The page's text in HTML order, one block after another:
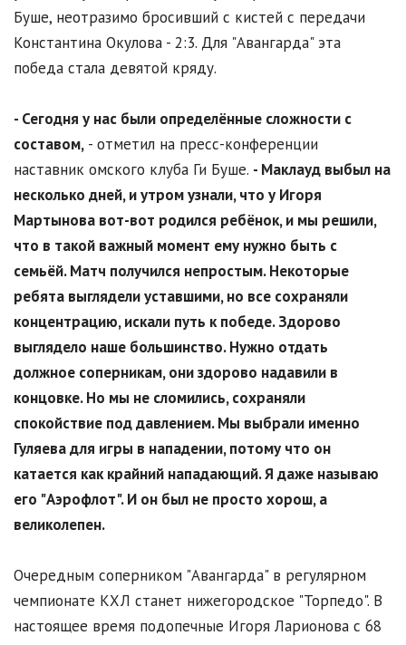
Буше, неотразимо бросивший с кистей с передачи
Константина Окулова - 2:3. Для "Авангарда" эта
победа стала девятой кряду.
- Сегодня у нас были определённые сложности с
составом, - отметил на пресс-конференции
наставник омского клуба Ги Буше. - Маклауд выбыл на
несколько дней, и утром узнали, что у Игоря
Мартынова вот-вот родился ребёнок, и мы решили,
что в такой важный момент ему нужно быть с
семьёй. Матч получился непростым. Некоторые
ребята выглядели уставшими, но все сохраняли
концентрацию, искали путь к победе. Здорово
выглядело наше большинство. Нужно отдать
должное соперникам, они здорово надавили в
концовке. Но мы не сломились, сохраняли
спокойствие под давлением. Мы выбрали именно
Гуляева для игры в нападении, потому что он
катается как крайний нападающий. Я даже называю
его "Аэрофлот". И он был не просто хорош, а
великолепен.
Очередным соперником "Авангарда" в регулярном
чемпионате КХЛ станет нижегородское "Торпедо". В
настоящее время подопечные Игоря Ларионова с 68